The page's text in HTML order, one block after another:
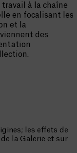
à la chaîne
en focalisant les
et la
des
les effets de
la Galerie et sur